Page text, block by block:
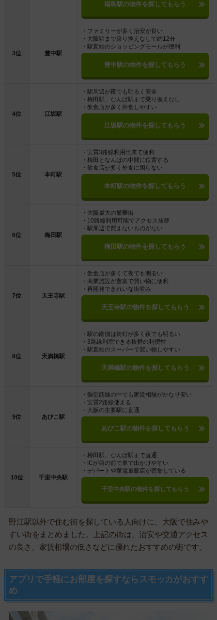
福島駅の物件を探してもらう
3位 豊中駅
・ファミリーが多く治安が良い
・大阪駅まで乗り換えなしで約12分
・駅直結のショッピングモールが便利
豊中駅の物件を探してもらう
4位 江坂駅
・駅周辺が夜でも明るく安全
・梅田駅、なんば駅まで乗り換えなし
・飲食店が多く外食しやすい
江坂駅の物件を探してもらう
5位 本町駅
・実質3路線利用出来て便利
・梅田となんばの中間に位置する
・飲食店が多く外食に困らない
本町駅の物件を探してもらう
6位 梅田駅
・大阪最大の繁華街
・10路線利用可能でアクセス抜群
・駅周辺で買えないものがない
梅田駅の物件を探してもらう
7位 天王寺駅
・飲食店が多くて夜でも明るい
・商業施設が豊富で買い物に便利
・再開発できれいな街並み
天王寺駅の物件を探してもらう
8位 天満橋駅
・駅の南側は街灯が多く夜でも明るい
・3路線利用できる抜群の利便性
・駅直結のスーパーで買い物しやすい
天満橋駅の物件を探してもらう
9位 あびこ駅
・御堂筋線の中でも家賃相場がかなり安い
・実質2路線使える
・大阪の主要駅に直通
あびこ駅の物件を探してもらう
10位 千里中央駅
・梅田駅、なんば駅まで直通
・ICが目の前で車で出かけやすい
・デパートや家電量販店が密集している
千里中央駅の物件を探してもらう
野江駅以外で住む街を探している人向けに、大阪で住みや
すい街をまとめました。上記の街は、治安や交通アクセス
の良さ、家賃相場の低さなどに優れたおすすめの街です。
アプリで手軽にお部屋を探すならスモッカがおすす
め